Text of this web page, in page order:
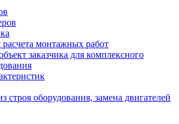
монтажных работ
заказчика для комплексного
строя оборудования, замена двигателей